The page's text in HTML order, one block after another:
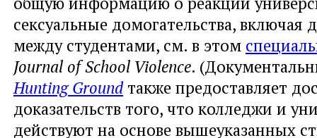
сексуальные домогательства, включая
между студентами, см. в этом
Journal of School Violence.
Hunting Groundтакже предоставляет
доказательств того, что колледжи и
действуют на основе вышеуказанных